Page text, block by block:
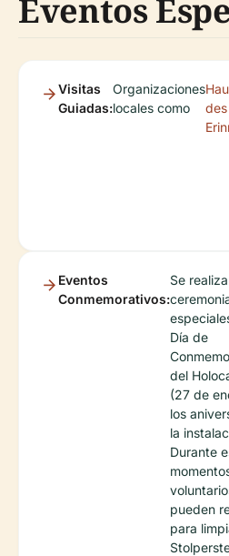
Eventos
Visitas
Guiadas:
Organizaciones
locales como
des
Eventos
Conmemorativos:
Se
Día de
del
(27 de
los
la
Durante
pueden
para